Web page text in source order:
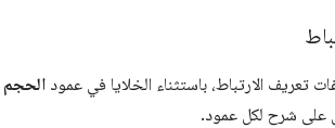
تعريف الارتباط، باستثناء الخلايا في عمود الحجم
على شرح لكل عمود.